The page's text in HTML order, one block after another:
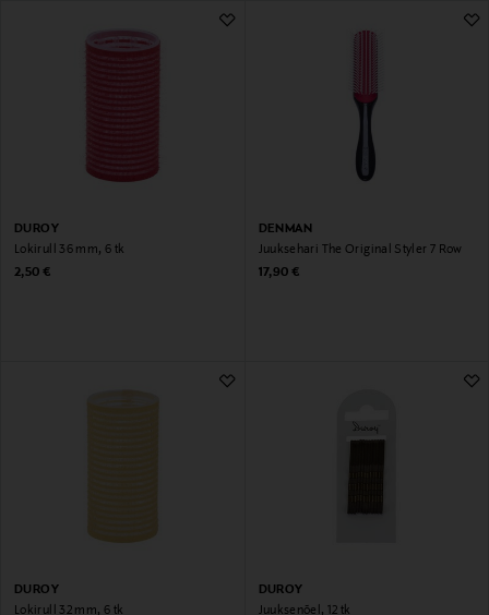
DUROY
Lokirull 36 mm, 6 tk
Original Price
2,50 €
DENMAN
Juuksehari The Original Styler 7 Row
Original Price
17,90 €
DUROY
Lokirull 32 mm, 6 tk
DUROY
Juuksenõel, 12 tk